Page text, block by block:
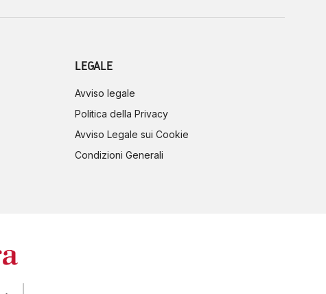
LEGALE
Avviso legale
Politica della Privacy
Avviso Legale sui Cookie
Condizioni Generali